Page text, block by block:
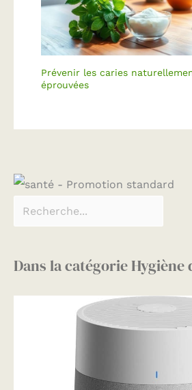
Prévenir les caries
éprouvées
Dans la catégorie Hygiène